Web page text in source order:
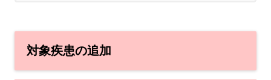
対象疾患の追加